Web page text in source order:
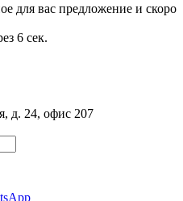
для вас предложение и скоро
6 сек.
д. 24, офис 207